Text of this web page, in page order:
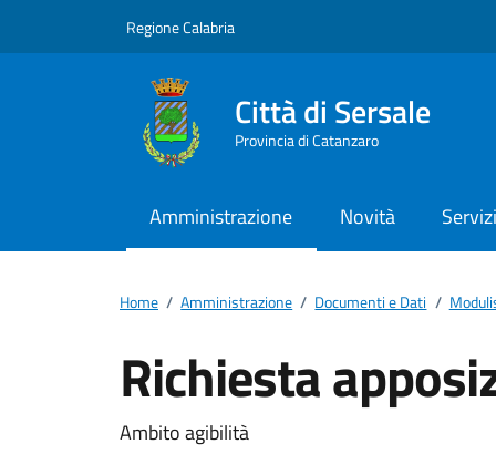
Regione Calabria
Città di Sersale
Provincia di Catanzaro
Amministrazione Novità Servizi
Home / Amministrazione / Documenti e Dati /
Richiesta
Ambito agibilità